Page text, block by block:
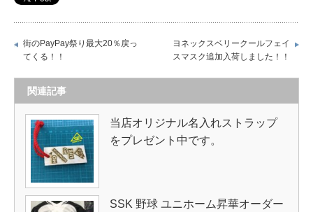
街のPayPay祭り最大20％戻っ
てくる！！
ヨネックスベリークールフェイ
スマスク追加入荷しました！！
関連記事
当店オリジナル名入れストラップ
をプレゼント中です。
SSK 野球 ユニホーム昇華オーダー